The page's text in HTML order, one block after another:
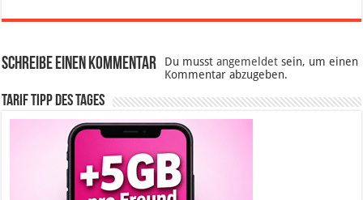
Schreibe einen Kommentar Du musstangemeldet sein, um einen
Kommentar abzugeben.
Tarif Tipp des Tages